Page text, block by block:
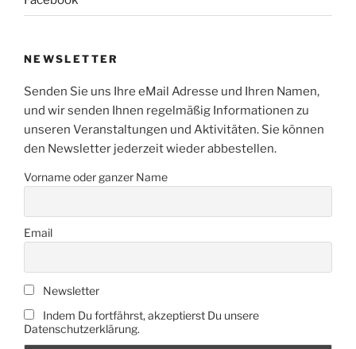
NEWSLETTER
Senden Sie uns Ihre eMail Adresse und Ihren Namen,
und wir senden Ihnen regelmäßig Informationen zu
unseren Veranstaltungen und Aktivitäten. Sie können
den Newsletter jederzeit wieder abbestellen.
Vorname oder ganzer Name
Email
Newsletter
Indem Du fortfährst, akzeptierst Du unsere
Datenschutzerklärung.